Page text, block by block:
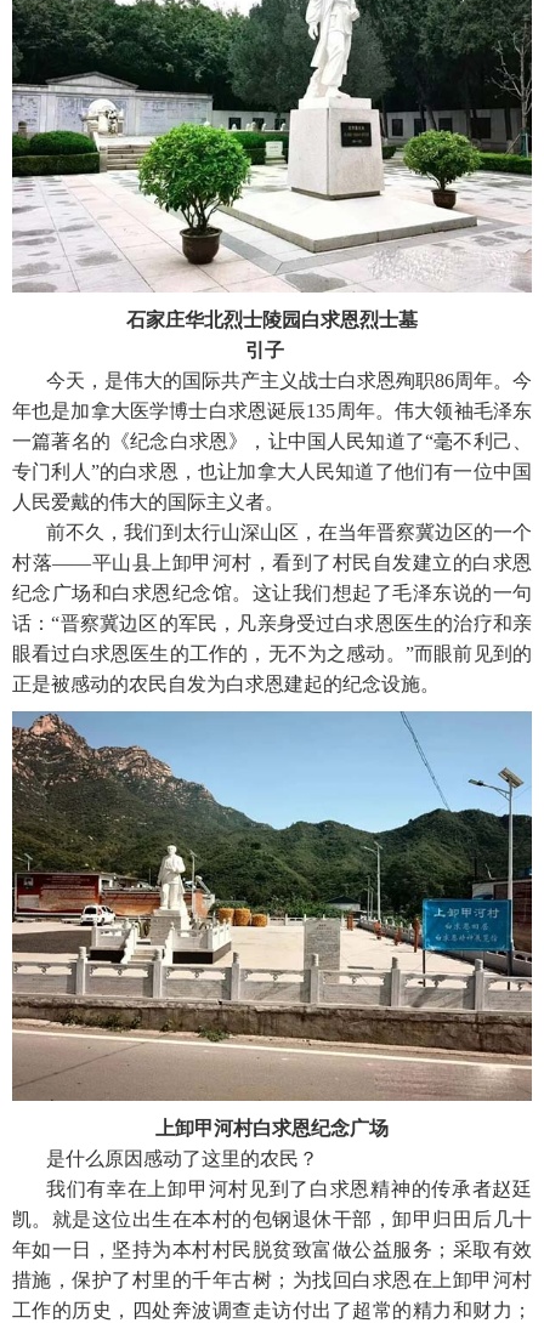
石家庄华北烈士陵园白求恩烈士墓
引子
今天，是伟大的国际共产主义战士白求恩殉职86周年。今
年也是加拿大医学博士白求恩诞辰135周年。伟大领袖毛泽东
一篇著名的《纪念白求恩》，让中国人民知道了“毫不利己、
专门利人”的白求恩，也让加拿大人民知道了他们有一位中国
人民爱戴的伟大的国际主义者。
前不久，我们到太行山深山区，在当年晋察冀边区的一个
村落——平山县上卸甲河村，看到了村民自发建立的白求恩
纪念广场和白求恩纪念馆。这让我们想起了毛泽东说的一句
话：“晋察冀边区的军民，凡亲身受过白求恩医生的治疗和亲
眼看过白求恩医生的工作的，无不为之感动。”而眼前见到的
正是被感动的农民自发为白求恩建起的纪念设施。
上卸甲河村白求恩纪念广场
是什么原因感动了这里的农民？
我们有幸在上卸甲河村见到了白求恩精神的传承者赵廷
凯。就是这位出生在本村的包钢退休干部，卸甲归田后几十
年如一日，坚持为本村村民脱贫致富做公益服务；采取有效
措施，保护了村里的千年古树；为找回白求恩在上卸甲河村
工作的历史，四处奔波调查走访付出了超常的精力和财力；